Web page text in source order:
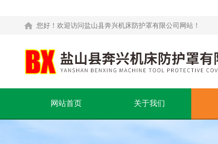
您好！欢迎访问盐山县奔兴机床防护罩有限公司网站！
网站首页 关于我们